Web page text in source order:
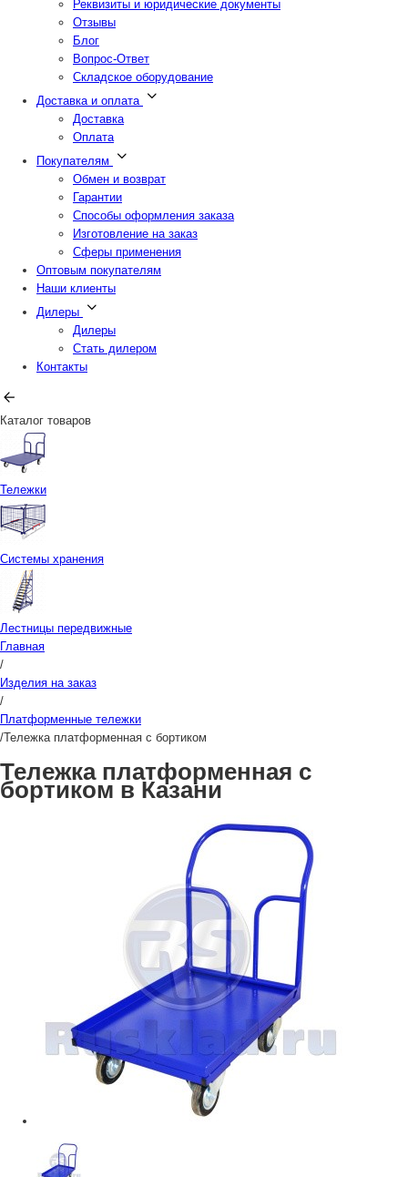
Реквизиты и юридические документы
Отзывы
Блог
Вопрос-Ответ
Складское оборудование
Доставка и оплата
Доставка
Оплата
Покупателям
Обмен и возврат
Гарантии
Способы оформления заказа
Изготовление на заказ
Сферы применения
Оптовым покупателям
Наши клиенты
Дилеры
Дилеры
Стать дилером
Контакты
Каталог товаров
Тележки
Системы хранения
Лестницы передвижные
Главная
/
Изделия на заказ
/
Платформенные тележки
/Тележка платформенная с бортиком
Тележка платформенная с
бортиком в Казани